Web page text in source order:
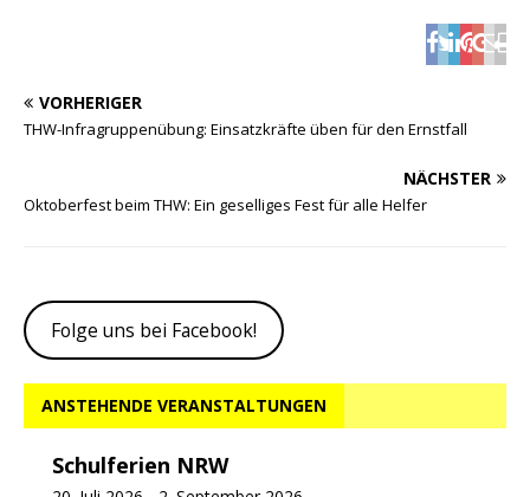
VORHERIGER
THW-Infragruppenübung: Einsatzkräfte üben für den Ernstfall
NÄCHSTER
Oktoberfest beim THW: Ein geselliges Fest für alle Helfer
Folge uns bei Facebook!
ANSTEHENDE VERANSTALTUNGEN
Schulferien NRW